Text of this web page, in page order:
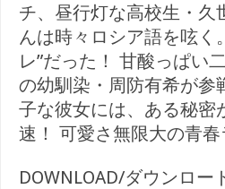
チ、昼行灯な高校生・久
んは時々ロシア語を呟く
レ”だった！ 甘酸っぱい
の幼馴染・周防有希が参
子な彼女には、ある秘
速！ 可愛さ無限大の青春
DOWNLOAD/ダウンロー